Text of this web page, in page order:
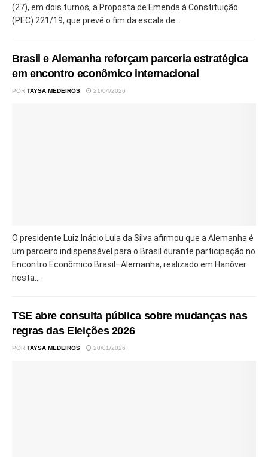
(27), em dois turnos, a Proposta de Emenda à Constituição
(PEC) 221/19, que prevê o fim da escala de...
Brasil e Alemanha reforçam parceria estratégica
em encontro econômico internacional
POR TAYSA MEDEIROS 21/04/2026
O presidente Luiz Inácio Lula da Silva afirmou que a Alemanha é
um parceiro indispensável para o Brasil durante participação no
Encontro Econômico Brasil–Alemanha, realizado em Hanôver
nesta...
TSE abre consulta pública sobre mudanças nas
regras das Eleições 2026
POR TAYSA MEDEIROS 20/01/2026